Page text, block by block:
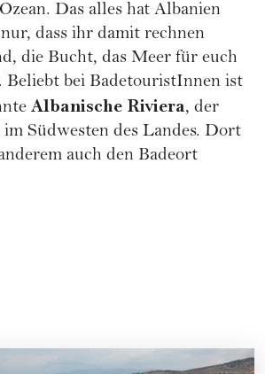
Das alles hat Albanien
dass ihr damit rechnen
die Bucht, das Meer für euch
Beliebt bei BadetouristInnen ist
Albanische Riviera, der
Südwesten des Landes. Dort
auch den Badeort